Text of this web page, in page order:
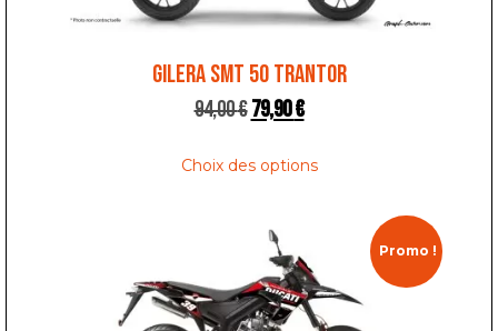
GILERA SMT 50 TRANTOR
94,00€79,90€
Choix des options
Promo !